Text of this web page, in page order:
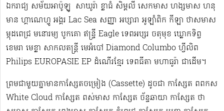
ឯករាជ្យ សម័យអាប៉ូឡូ ​​​ សាឃូរ៉ា ខ្លាធំ សិម្ពលី សេកមាស ហង្សមាស ហនុ
មាន ហ្គាណេហ្វូ​ អង្គរ Lac Sea សញ្ញា អប្សារា អូឡាំពិក កីឡា ថាសមាស
ម្កុដពេជ្រ មនោរម្យ បូកគោ ឥន្ទ្រី Eagle ទេពអប្សរ ចតុមុខ ឃ្លោកទិព្វ
ខេមរា មេខ្លា សាកលតន្ត្រី មេអំបៅ Diamond Columbo ហ្វីលិព
Philips EUROPASIE EP ដំណើរខ្មែរ​ ទេពធីតា មហាធូរ៉ា ជាដើម​។
ព្រមជាមួយគ្នាមានកាសែ្សតចម្រៀង (Cassette) ដូចជា កាស្សែត ពពកស
White Cloud កាស្សែត ពស់មាស កាស្សែត ច័ន្ទឆាយា កាស្សែត ថា